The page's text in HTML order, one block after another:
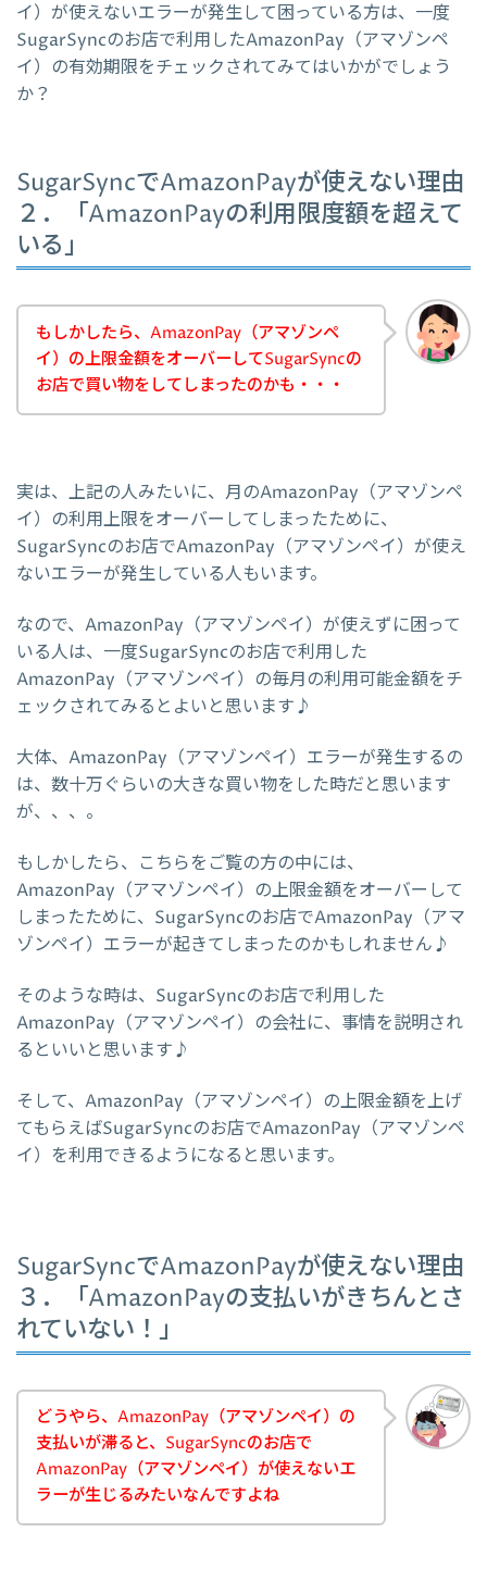
イ）が使えないエラーが発生して困っている方は、一度
SugarSyncのお店で利用したAmazonPay（アマゾンペ
イ）の有効期限をチェックされてみてはいかがでしょう
か？
SugarSyncでAmazonPayが使えない理由
２．「AmazonPayの利用限度額を超えて
いる」
もしかしたら、AmazonPay（アマゾンペ
イ）の上限金額をオーバーしてSugarSyncの
お店で買い物をしてしまったのかも・・・
実は、上記の人みたいに、月のAmazonPay（アマゾンペ
イ）の利用上限をオーバーしてしまったために、
SugarSyncのお店でAmazonPay（アマゾンペイ）が使え
ないエラーが発生している人もいます。
なので、AmazonPay（アマゾンペイ）が使えずに困って
いる人は、一度SugarSyncのお店で利用した
AmazonPay（アマゾンペイ）の毎月の利用可能金額をチ
ェックされてみるとよいと思います♪
大体、AmazonPay（アマゾンペイ）エラーが発生するの
は、数十万ぐらいの大きな買い物をした時だと思います
が、、、。
もしかしたら、こちらをご覧の方の中には、
AmazonPay（アマゾンペイ）の上限金額をオーバーして
しまったために、SugarSyncのお店でAmazonPay（アマ
ゾンペイ）エラーが起きてしまったのかもしれません♪
そのような時は、SugarSyncのお店で利用した
AmazonPay（アマゾンペイ）の会社に、事情を説明され
るといいと思います♪
そして、AmazonPay（アマゾンペイ）の上限金額を上げ
てもらえばSugarSyncのお店でAmazonPay（アマゾンペ
イ）を利用できるようになると思います。
SugarSyncでAmazonPayが使えない理由
３．「AmazonPayの支払いがきちんとさ
れていない！」
どうやら、AmazonPay（アマゾンペイ）の
支払いが滞ると、SugarSyncのお店で
AmazonPay（アマゾンペイ）が使えないエ
ラーが生じるみたいなんですよね